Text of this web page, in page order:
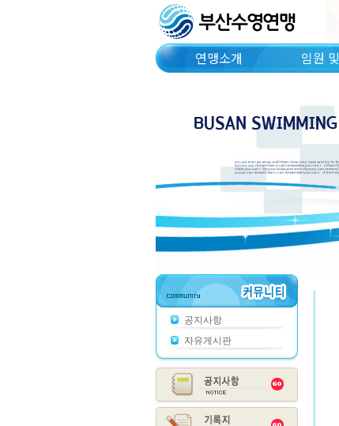
연맹소개 임원
공지사항
자유게시판